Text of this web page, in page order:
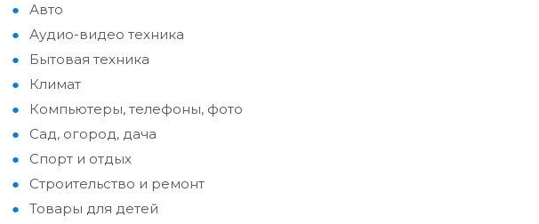
Авто
Аудио-видео техника
Бытовая техника
Климат
Компьютеры, телефоны, фото
Сад, огород, дача
Спорт и отдых
Строительство и ремонт
Товары для детей